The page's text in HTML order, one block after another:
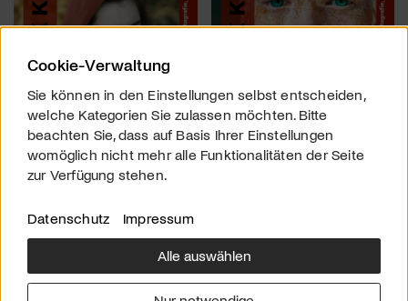
Über uns
Downloads
Impressum
Cookie-Verwaltung
Sie können in den Einstellungen selbst entscheiden,
welche Kategorien Sie zulassen möchten. Bitte
beachten Sie, dass auf Basis Ihrer Einstellungen
womöglich nicht mehr alle Funktionalitäten der Seite
zur Verfügung stehen.
Datenschutz Impressum
Alle auswählen